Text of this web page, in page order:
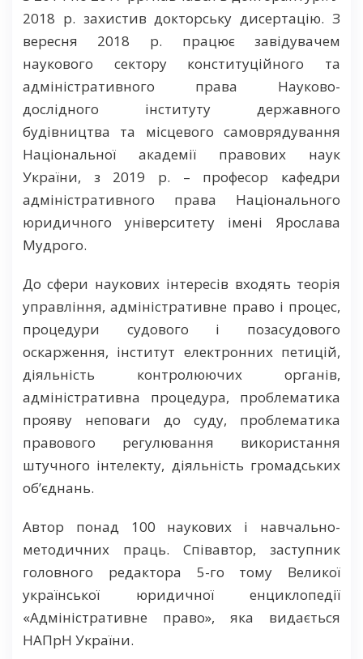
2018 р. захистив докторську дисертацію. З
вересня 2018 р. працює завідувачем
наукового сектору конституційного та
адміністративного права Науково-
дослідного інституту державного
будівництва та місцевого самоврядування
Національної академії правових наук
України, з 2019 р. – професор кафедри
адміністративного права Національного
юридичного університету імені Ярослава
Мудрого.
До сфери наукових інтересів входять теорія
управління, адміністративне право і процес,
процедури судового і позасудового
оскарження, інститут електронних петицій,
діяльність контролюючих органів,
адміністративна процедура, проблематика
прояву неповаги до суду, проблематика
правового регулювання використання
штучного інтелекту, діяльність громадських
об’єднань.
Автор понад 100 наукових і навчально-
методичних праць. Співавтор, заступник
головного редактора 5-го тому Великої
української юридичної енциклопедії
«Адміністративне право», яка видається
НАПрН України.